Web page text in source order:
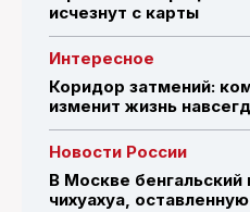
исчезнут с карты
Интересное
Коридор затмений:
изменит жизнь
Новости России
В Москве бенгальский
чихуахуа,